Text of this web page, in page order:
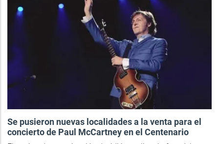
Se pusieron nuevas localidades a la venta para el
concierto de Paul McCartney en el Centenario